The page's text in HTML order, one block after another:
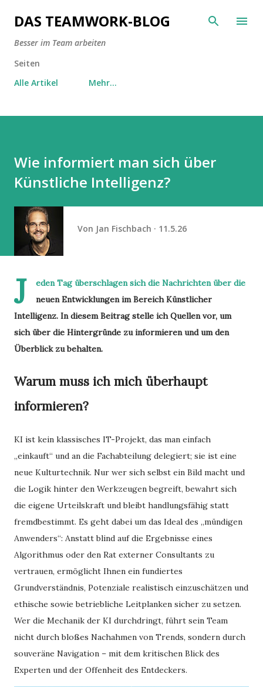
Direkt zum Hauptbereich
DAS TEAMWORK-BLOG
Besser im Team arbeiten
Seiten
Alle Artikel
Mehr…
Wie informiert man sich über
Künstliche Intelligenz?
Von Jan Fischbach 11.5.26
J
eden Tag überschlagen sich die Nachrichten über die
neuen Entwicklungen im Bereich Künstlicher
Intelligenz. In diesem Beitrag stelle ich Quellen vor, um
sich über die Hintergründe zu informieren und um den
Überblick zu behalten.
Warum muss ich mich überhaupt
informieren?
KI ist kein klassisches IT-Projekt, das man einfach
„einkauft“ und an die Fachabteilung delegiert; sie ist eine
neue Kulturtechnik. Nur wer sich selbst ein Bild macht und
die Logik hinter den Werkzeugen begreift, bewahrt sich
die eigene Urteilskraft und bleibt handlungsfähig statt
fremdbestimmt. Es geht dabei um das Ideal des „mündigen
Anwenders“: Anstatt blind auf die Ergebnisse eines
Algorithmus oder den Rat externer Consultants zu
vertrauen, ermöglicht Ihnen ein fundiertes
Grundverständnis, Potenziale realistisch einzuschätzen und
ethische sowie betriebliche Leitplanken sicher zu setzen.
Wer die Mechanik der KI durchdringt, führt sein Team
nicht durch bloßes Nachahmen von Trends, sondern durch
souveräne Navigation – mit dem kritischen Blick des
Experten und der Offenheit des Entdeckers.